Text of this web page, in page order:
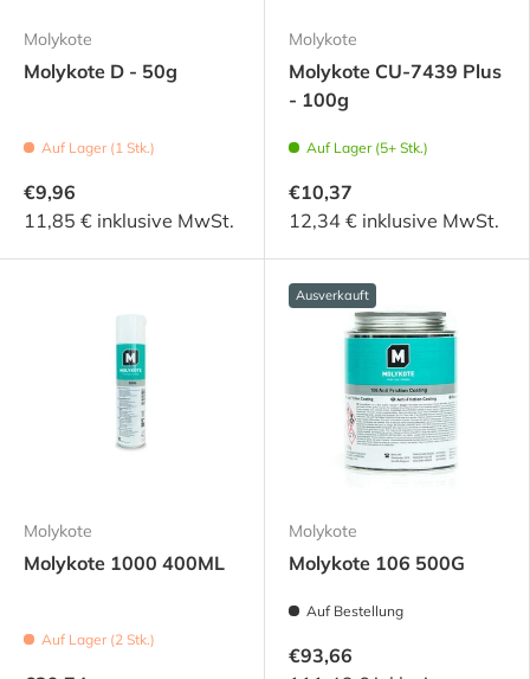
Molykote
Molykote D - 50g
Auf Lager (1 Stk.)
€9,96
11,85 € inklusive MwSt.
Molykote
Molykote CU-7439 Plus
- 100g
Auf Lager (5+ Stk.)
€10,37
12,34 € inklusive MwSt.
Molykote
Molykote 1000 400ML
Auf Lager (2 Stk.)
Ausverkauft
Molykote
Molykote 106 500G
Auf Bestellung
€93,66